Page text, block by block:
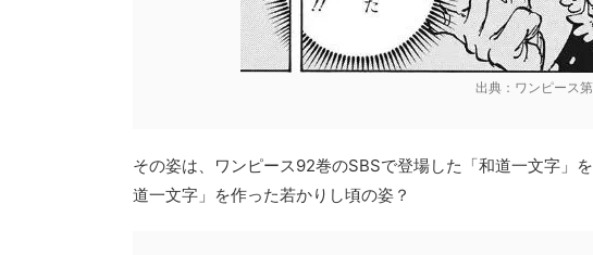
出典：ワンピース
その姿は、ワンピース92巻のSBSで登場した「和道一文字」
道一文字」を作った若かりし頃の姿？